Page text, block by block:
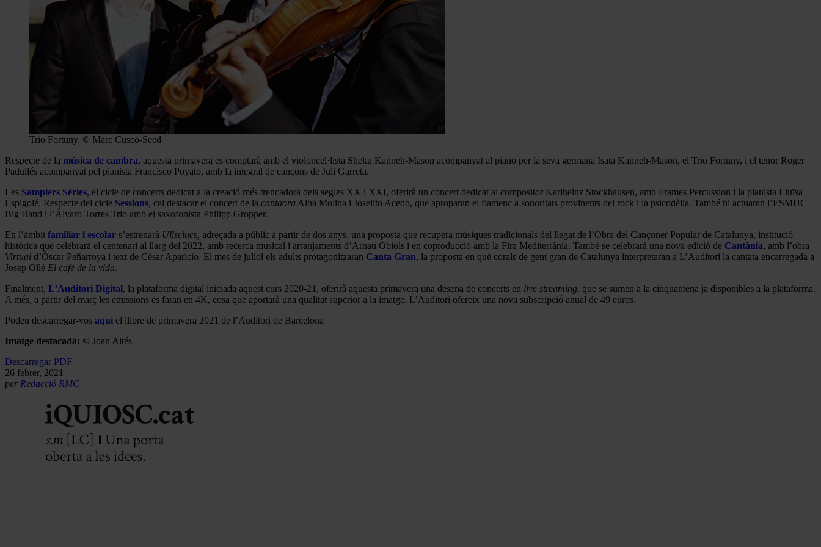
Trio Fortuny. © Marc Cuscó-Seed
Respecte de la música de cambra, aquesta primavera es comptarà amb el violoncel·lista Sheku Kanneh-Mason acompanyat al piano per la seva germana Isata Kanneh-Mason, el Trio Fortuny, i el tenor Roger
Padullés acompanyat pel pianista Francisco Poyato, amb la integral de cançons de Juli Garreta.
Les Samplers Sèries, el cicle de concerts dedicat a la creació més trencadora dels segles XX i XXI, oferirà un concert dedicat al compositor Karlheinz Stockhausen, amb Frames Percussion i la pianista Lluïsa
Espigolé. Respecte del cicle Sessions, cal destacar el concert de la cantaora Alba Molina i Joselito Acedo, que aproparan el flamenc a sonoritats provinents del rock i la psicodèlia. També hi actuaran l’ESMUC
Big Band i l’Álvaro Torres Trio amb el saxofonista Philipp Gropper.
En l’àmbit familiar i escolar s’estrenarà Ullsclucs, adreçada a públic a partir de dos anys, una proposta que recupera músiques tradicionals del llegat de l’Obra del Cançoner Popular de Catalunya, institució
històrica que celebrarà el centenari al llarg del 2022, amb recerca musical i arranjaments d’Arnau Obiols i en coproducció amb la Fira Mediterrània. També se celebrarà una nova edició de Cantània, amb l’obra
Virtual d’Òscar Peñarroya i text de Cèsar Aparicio. El mes de juliol els adults protagonitzaran Canta Gran, la proposta en què corals de gent gran de Catalunya interpretaran a L’Auditori la cantata encarregada a
Josep Ollé El cafè de la vida.
Finalment, L’Auditori Digital, la plataforma digital iniciada aquest curs 2020-21, oferirà aquesta primavera una desena de concerts en live streaming, que se sumen a la cinquantena ja disponibles a la plataforma.
A més, a partir del març les emissions es faran en 4K, cosa que aportarà una qualitat superior a la imatge. L’Auditori ofereix una nova subscripció anual de 49 euros.
Podeu descarregar-vos aquí el llibre de primavera 2021 de l’Auditori de Barcelona
Imatge destacada: © Joan Altés
Descarregar PDF
26 febrer, 2021
per Redacció RMC